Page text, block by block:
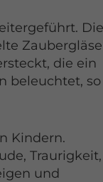
Die
die ein
beleuchtet, so
Kindern.
und